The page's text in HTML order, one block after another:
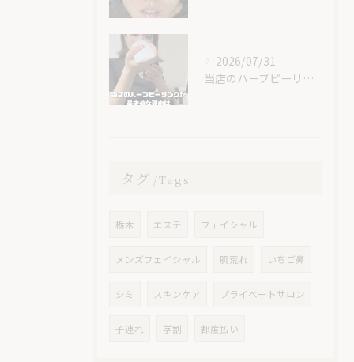
2026/07/31
当店のハーブピーリングが最安値な理由🌿
タグ Tags
栃木 エステ フェイシャル
メンズフェイシャル 肌荒れ いちご鼻
シミ スキンケア プライベートサロン
子連れ 学割 都度払い